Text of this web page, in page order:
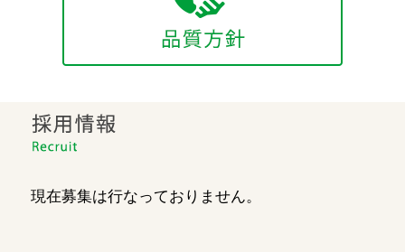
現在募集は行なっておりません。